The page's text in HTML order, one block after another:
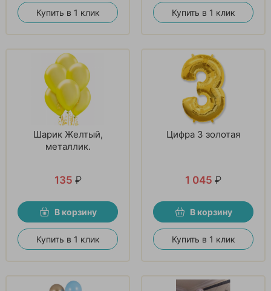
Купить в 1 клик Купить в 1 клик
Шарик Желтый,
металлик.
135 ₽
В корзину
Купить в 1 клик
Цифра 3 золотая
1 045 ₽
В корзину
Купить в 1 клик